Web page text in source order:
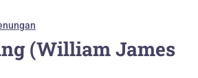
(William James